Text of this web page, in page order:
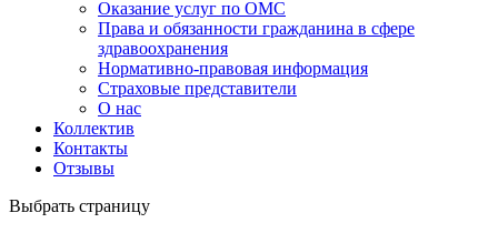
Оказание услуг по ОМС
Права и обязанности гражданина в сфере
здравоохранения
Нормативно-правовая информация
Страховые представители
О нас
Коллектив
Контакты
Отзывы
Выбрать страницу